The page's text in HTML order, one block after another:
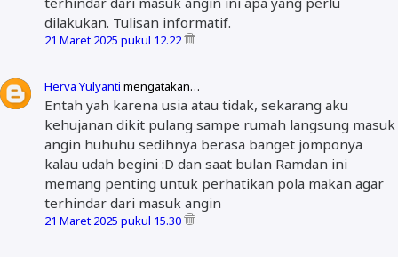
dilakukan. Tulisan informatif.
21 Maret 2025 pukul 12.22
Herva Yulyanti mengatakan…
Entah yah karena usia atau tidak, sekarang aku
kehujanan dikit pulang sampe rumah langsung masuk
angin huhuhu sedihnya berasa banget jomponya
kalau udah begini :D dan saat bulan Ramdan ini
memang penting untuk perhatikan pola makan agar
terhindar dari masuk angin
21 Maret 2025 pukul 15.30